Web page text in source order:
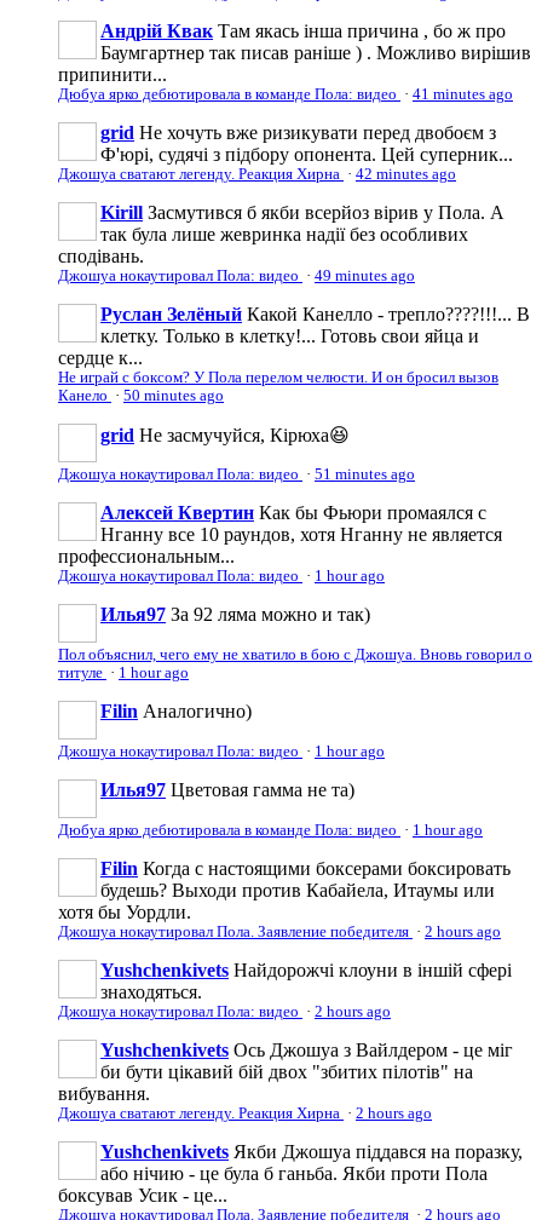
Андрій Квак Там якась інша причина , бо ж про
Баумгартнер так писав раніше ) . Можливо вирішив
припинити...
Дюбуа ярко дебютировала в команде Пола: видео · 41 minutes ago
grid Не хочуть вже ризикувати перед двобоєм з
Ф'юрі, судячі з підбору опонента. Цей суперник...
Джошуа сватают легенду. Реакция Хирна · 42 minutes ago
Kirill Засмутився б якби всерйоз вірив у Пола. А
так була лише жевринка надії без особливих
сподівань.
Джошуа нокаутировал Пола: видео · 49 minutes ago
Руслан Зелёный Какой Канелло - трепло????!!!... В
клетку. Только в клетку!... Готовь свои яйца и
сердце к...
Не играй с боксом? У Пола перелом челюсти. И он бросил вызов
Канело · 50 minutes ago
grid Не засмучуйся, Кірюха😆
Джошуа нокаутировал Пола: видео · 51 minutes ago
Алексей Квертин Как бы Фьюри промаялся с
Нганну все 10 раундов, хотя Нганну не является
профессиональным...
Джошуа нокаутировал Пола: видео · 1 hour ago
Илья97 За 92 ляма можно и так)
Пол объяснил, чего ему не хватило в бою с Джошуа. Вновь говорил о
титуле · 1 hour ago
Filin Аналогично)
Джошуа нокаутировал Пола: видео · 1 hour ago
Илья97 Цветовая гамма не та)
Дюбуа ярко дебютировала в команде Пола: видео · 1 hour ago
Filin Когда с настоящими боксерами боксировать
будешь? Выходи против Кабайела, Итаумы или
хотя бы Уордли.
Джошуа нокаутировал Пола. Заявление победителя · 2 hours ago
Yushchenkivets Найдорожчі клоуни в іншій сфері
знаходяться.
Джошуа нокаутировал Пола: видео · 2 hours ago
Yushchenkivets Ось Джошуа з Вайлдером - це міг
би бути цікавий бій двох "збитих пілотів" на
вибування.
Джошуа сватают легенду. Реакция Хирна · 2 hours ago
Yushchenkivets Якби Джошуа піддався на поразку,
або нічию - це була б ганьба. Якби проти Пола
боксував Усик - це...
Джошуа нокаутировал Пола. Заявление победителя · 2 hours ago